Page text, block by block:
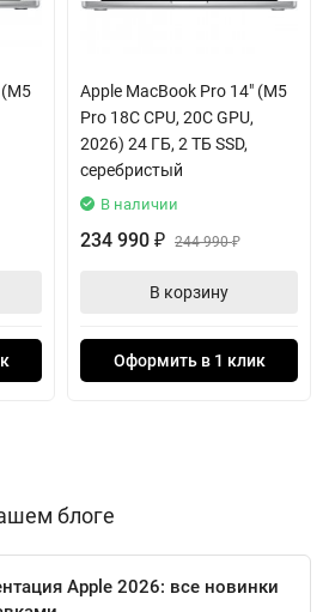
становятся максимально
не требует жертв в
емкостью 72,4 Вт·ч обеспечивает
и до 21 часа воспроизведения
workflow. Три порта
возможности для подключения
впечатляют не меньше.
с шумоподавлением
Apple MacBook Pro 14" (M5
Pro 18C CPU, 20C GPU,
2026) 24 ГБ, 2 ТБ SSD,
серебристый
В наличии
234 990 ₽ 244 990₽
В корзину
Оформить в 1 клик
блоге
Apple 2026: все новинки